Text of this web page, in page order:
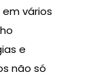
vários
e
não só